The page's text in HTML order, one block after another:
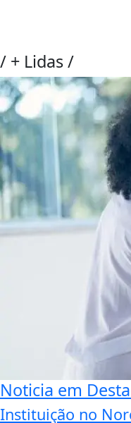
/ + Lidas/
Noticia em
Instituição no